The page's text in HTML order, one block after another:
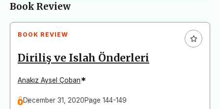
Book Review
BOOK REVIEW
Diriliş ve Islah Önderleri
Anakız Aysel Çoban*
December 31, 2020Page 144-149